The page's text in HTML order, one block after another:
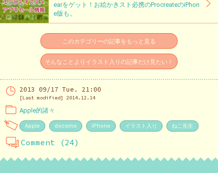
earをゲット！お絵かきスト必携のProcreateのiPhon
e版も。
このカテゴリーの記事をもっと見る
そんなことよりイラスト入りの記事だけ見たい！
2013 09/17 Tue. 21:00
[Last modified] 2014.12.14
Apple的諸々
Apple docomo iPhone イラスト入り ねこ先生
Comment (24)